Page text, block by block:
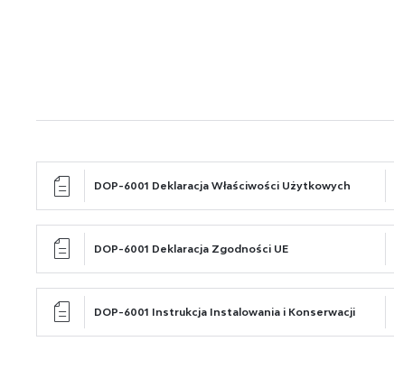
DOP-6001 Deklaracja Właściwości Użytkowych
DOP-6001 Deklaracja Zgodności UE
DOP-6001 Instrukcja Instalowania i Konserwacji